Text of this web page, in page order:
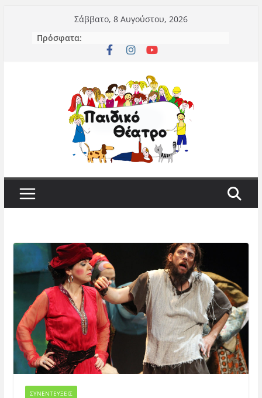
περιεχόμενο
Σάββατο, 8 Αυγούστου, 2026
Πρόσφατα:
ΣΥΝΕΝΤΕΥΞΕΙΣ